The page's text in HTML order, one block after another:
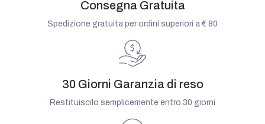
Consegna Gratuita
Spedizione gratuita per ordini superiori a € 80
30 Giorni Garanzia di reso
Restituiscilo semplicemente entro 30 giorni